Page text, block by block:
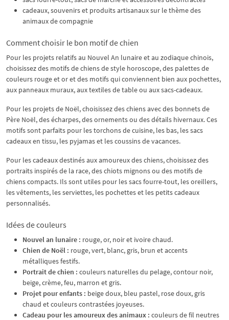
cadeaux, souvenirs et produits artisanaux sur le thème des
animaux de compagnie
Comment choisir le bon motif de chien
Pour les projets relatifs au Nouvel An lunaire et au zodiaque chinois,
choisissez des motifs de chiens de style horoscope, des palettes de
couleurs rouge et or et des motifs qui conviennent bien aux pochettes,
aux panneaux muraux, aux textiles de table ou aux sacs-cadeaux.
Pour les projets de Noël, choisissez des chiens avec des bonnets de
Père Noël, des écharpes, des ornements ou des détails hivernaux. Ces
motifs sont parfaits pour les torchons de cuisine, les bas, les sacs
cadeaux en tissu, les pyjamas et les coussins de vacances.
Pour les cadeaux destinés aux amoureux des chiens, choisissez des
portraits inspirés de la race, des chiots mignons ou des motifs de
chiens compacts. Ils sont utiles pour les sacs fourre-tout, les oreillers,
les vêtements, les serviettes, les pochettes et les petits cadeaux
personnalisés.
Idées de couleurs
Nouvel an lunaire : rouge, or, noir et ivoire chaud.
Chien de Noël : rouge, vert, blanc, gris, brun et accents
métalliques festifs.
Portrait de chien : couleurs naturelles du pelage, contour noir,
beige, crème, feu, marron et gris.
Projet pour enfants : beige doux, bleu pastel, rose doux, gris
chaud et couleurs contrastées joyeuses.
Cadeau pour les amoureux des animaux : couleurs de fil neutres